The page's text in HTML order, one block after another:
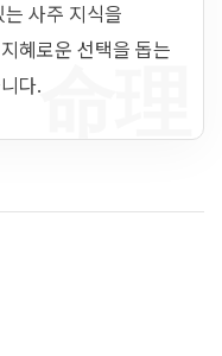
命理
사주 지식을
혜로운 선택을 돕는
다.